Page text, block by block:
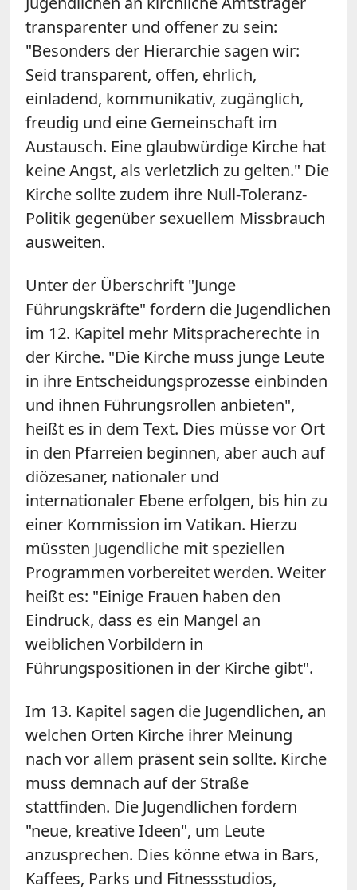
transparenter und offener zu sein:
"Besonders der Hierarchie sagen wir:
Seid transparent, offen, ehrlich,
einladend, kommunikativ, zugänglich,
freudig und eine Gemeinschaft im
Austausch. Eine glaubwürdige Kirche hat
keine Angst, als verletzlich zu gelten." Die
Kirche sollte zudem ihre Null-Toleranz-
Politik gegenüber sexuellem Missbrauch
ausweiten.
Unter der Überschrift "Junge
Führungskräfte" fordern die Jugendlichen
im 12. Kapitel mehr Mitspracherechte in
der Kirche. "Die Kirche muss junge Leute
in ihre Entscheidungsprozesse einbinden
und ihnen Führungsrollen anbieten",
heißt es in dem Text. Dies müsse vor Ort
in den Pfarreien beginnen, aber auch auf
diözesaner, nationaler und
internationaler Ebene erfolgen, bis hin zu
einer Kommission im Vatikan. Hierzu
müssten Jugendliche mit speziellen
Programmen vorbereitet werden. Weiter
heißt es: "Einige Frauen haben den
Eindruck, dass es ein Mangel an
weiblichen Vorbildern in
Führungspositionen in der Kirche gibt".
Im 13. Kapitel sagen die Jugendlichen, an
welchen Orten Kirche ihrer Meinung
nach vor allem präsent sein sollte. Kirche
muss demnach auf der Straße
stattfinden. Die Jugendlichen fordern
"neue, kreative Ideen", um Leute
anzusprechen. Dies könne etwa in Bars,
Kaffees, Parks und Fitnessstudios,